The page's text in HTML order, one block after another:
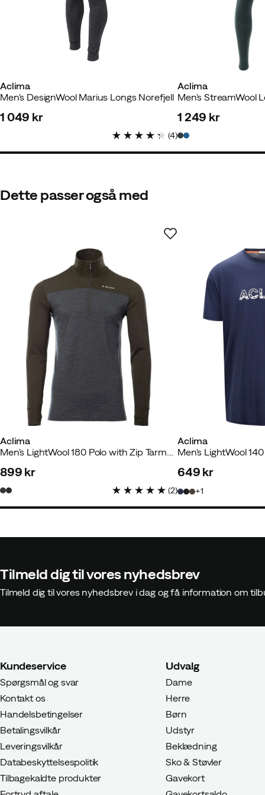
Aclima
Men's DesignWool Marius Longs Norefjell
1 049 kr
(4)
Aclima
Men's StreamWool
price
1 249 kr
Dette passer også med
Aclima
Men's LightWool 180 Polo with Zip Tarmac/Marengo
price
899 kr
(2)
Aclima
649 kr
1
Tilmeld dig til vores nyhedsbrev
Tilmeld dig til vores nyhedsbrev i dag og få information om
Kundeservice
Spørgsmål og svar
Kontakt os
Handelsbetingelser
Betalingsvilkår
Leveringsvilkår
Databeskyttelsespolitik
Tilbagekaldte produkter
Udvalg
Dame
Herre
Børn
Udstyr
Beklædning
Sko & Støvler
Gavekort